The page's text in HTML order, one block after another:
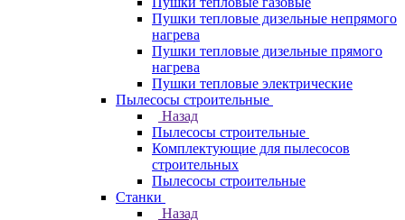
Пушки тепловые дизельные непрямого
нагрева
Пушки тепловые дизельные прямого
нагрева
Пушки тепловые электрические
Пылесосы строительные
Назад
Пылесосы строительные
Комплектующие для пылесосов
строительных
Пылесосы строительные
Станки
Назад